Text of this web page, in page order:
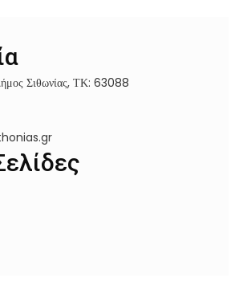
Σιθωνίας, ΤΚ: 63088